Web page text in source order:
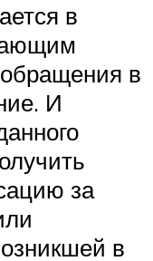
в
в
И
за
в